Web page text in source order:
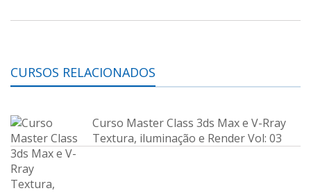
CURSOS RELACIONADOS
Curso Master Class 3ds Max e V-Rray
Textura, iluminação e Render Vol: 03